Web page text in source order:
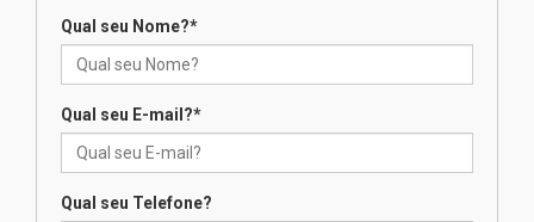
das novas tecnologias em
Qual seu Nome?*
Qual seu E-mail?*
Qual seu Telefone?